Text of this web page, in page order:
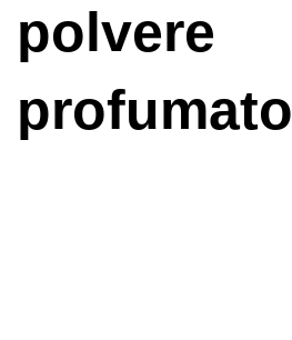
polvere
profumato